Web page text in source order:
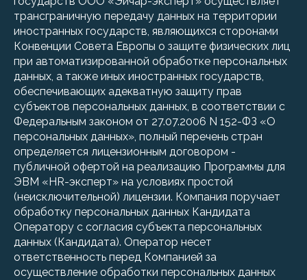
трансграничную передачу данных на территории
иностранных государств, являющихся сторонами
Конвенции Совета Европы о защите физических лиц
при автоматизированной обработке персональных
данных, а также иных иностранных государств,
обеспечивающих адекватную защиту прав
субъектов персональных данных, в соответствии с
Федеральным законом от 27.07.2006 N 152-ФЗ «О
персональных данных», полный перечень стран
определяется лицензионным договором -
публичной офертой на реализацию Программы для
ЭВМ «HR-эксперт» на условиях простой
(неисключительной) лицензии. Компания поручает
обработку персональных данных Кандидата
Оператору с согласия субъекта персональных
данных (Кандидата). Оператор несет
ответственность перед Компанией за
осуществление обработки персональных данных